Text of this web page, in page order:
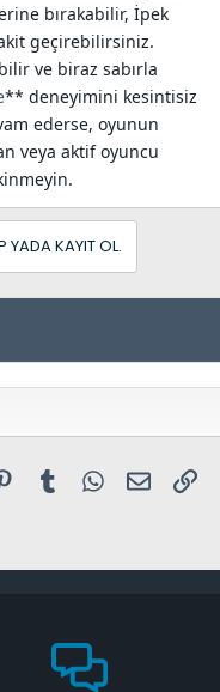
bırakabilir, İpek
geçirebilirsiniz.
ve biraz sabırla
** deneyimini kesintisiz
ederse, oyunun
veya aktif oyuncu
YADA KAYIT OL.
PinterestTumblr WhatsApp
E-posta